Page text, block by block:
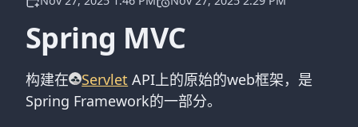
Spring MVC
构建在 Servlet API上的原始的web框架，是
Spring Framework的一部分。